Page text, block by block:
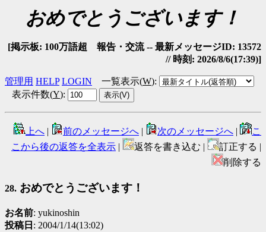
おめでとうございます！
[掲示板: 100万語超 報告・交流 -- 最新メッセージID: 13572
// 時刻: 2026/8/6(17:39)]
管理用 HELP LOGIN 一覧表示(W):
表示件数(Y):
上へ | 前のメッセージへ | 次のメッセージへ |
こ
こから後の返答を全表示 | 返答を書き込む |
訂正する |
削除する
28. おめでとうございます！
お名前: yukinoshin
投稿日 : 2004/1/14(13:02)